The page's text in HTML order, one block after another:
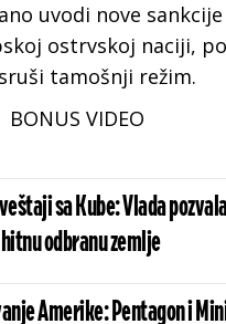
uvodi nove
ostrvskoj naciji,
tamošnji režim.
BONUS VIDEO
sa Kube: Vlada
odbranu zemlje
zadali